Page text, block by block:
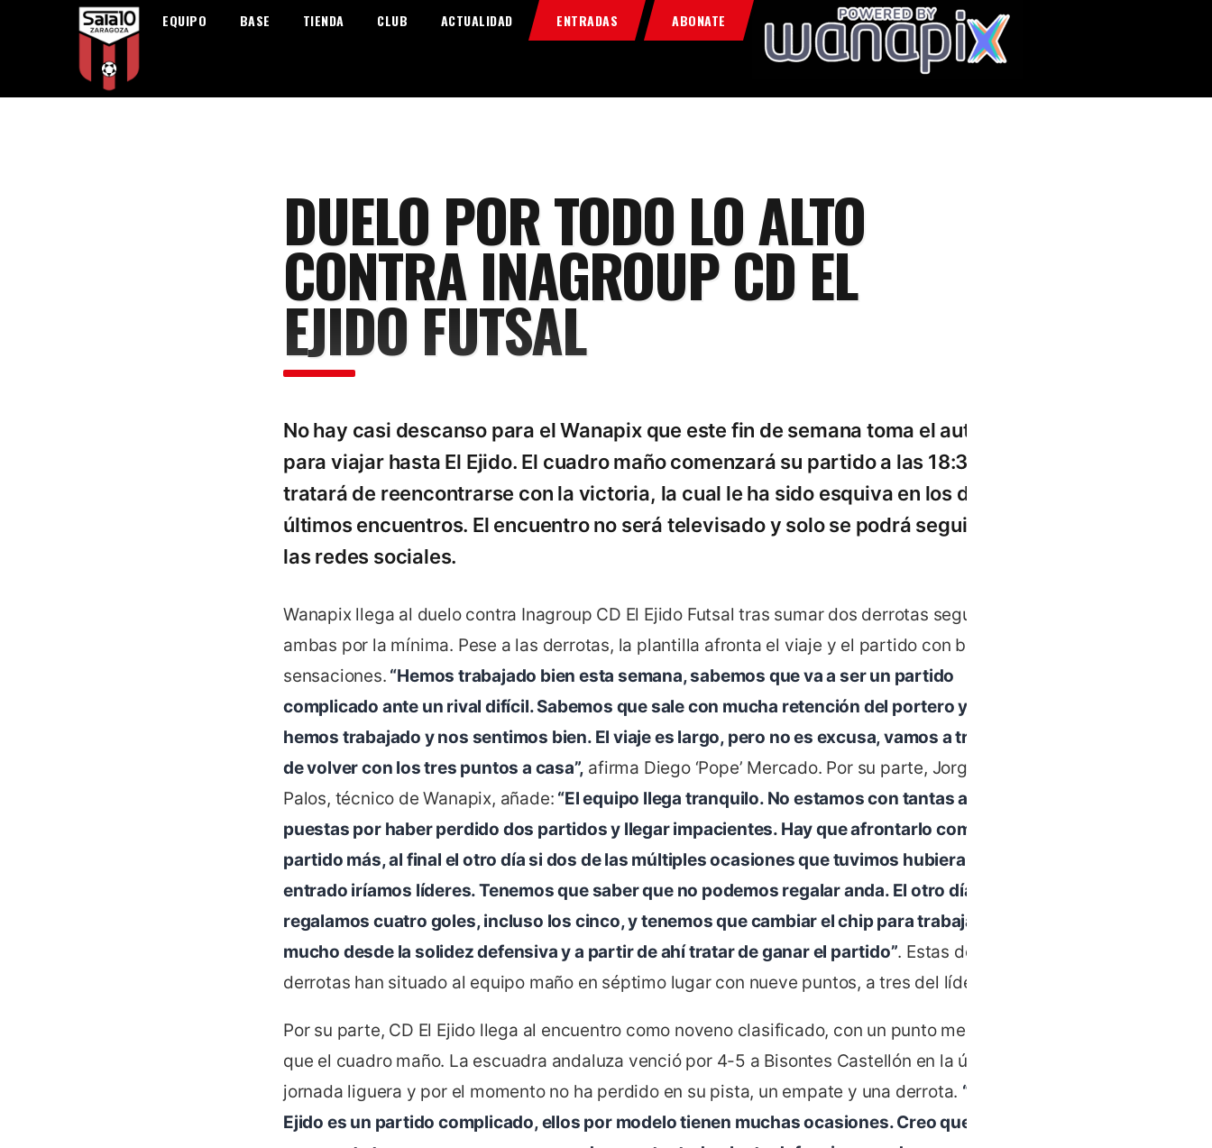
EQUIPO BASE TIENDA CLUB ACTUALIDAD ENTRADAS ABONATE
Home
Food & Drink
DUELO POR TODO LO ALTO
CONTRA INAGROUP CD EL
EJIDO FUTSAL
No hay casi descanso para el Wanapix que este fin de semana toma el autobús
para viajar hasta El Ejido. El cuadro maño comenzará su partido a las 18:30 y
tratará de reencontrarse con la victoria, la cual le ha sido esquiva en los dos
últimos encuentros. El encuentro no será televisado y solo se podrá seguir por
las redes sociales.
Wanapix llega al duelo contra Inagroup CD El Ejido Futsal tras sumar dos derrotas seguidas,
ambas por la mínima. Pese a las derrotas, la plantilla afronta el viaje y el partido con buenas
sensaciones. “Hemos trabajado bien esta semana, sabemos que va a ser un partido
complicado ante un rival difícil. Sabemos que sale con mucha retención del portero y lo
hemos trabajado y nos sentimos bien. El viaje es largo, pero no es excusa, vamos a tratar
de volver con los tres puntos a casa”, afirma Diego ‘Pope’ Mercado. Por su parte, Jorge
Palos, técnico de Wanapix, añade: “El equipo llega tranquilo. No estamos con tantas alarmas
puestas por haber perdido dos partidos y llegar impacientes. Hay que afrontarlo como un
partido más, al final el otro día si dos de las múltiples ocasiones que tuvimos hubieran
entrado iríamos líderes. Tenemos que saber que no podemos regalar anda. El otro día
regalamos cuatro goles, incluso los cinco, y tenemos que cambiar el chip para trabajar
mucho desde la solidez defensiva y a partir de ahí tratar de ganar el partido”. Estas dos
derrotas han situado al equipo maño en séptimo lugar con nueve puntos, a tres del líder.
Por su parte, CD El Ejido llega al encuentro como noveno clasificado, con un punto menos
que el cuadro maño. La escuadra andaluza venció por 4-5 a Bisontes Castellón en la última
jornada liguera y por el momento no ha perdido en su pista, un empate y una derrota. “El de
Ejido es un partido complicado, ellos por modelo tienen muchas ocasiones. Creo que por